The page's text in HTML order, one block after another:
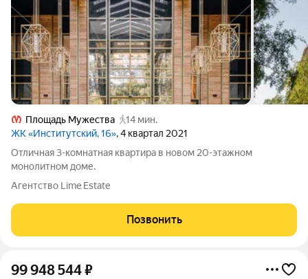
Площадь Мужества
14 мин.
ЖК «Институтский, 16», 4 квартал 2021
Отличная 3-комнатная квартира в новом 20-этажном
монолитном доме.
Агентство Lime Estate
Позвонить
99 948 544₽